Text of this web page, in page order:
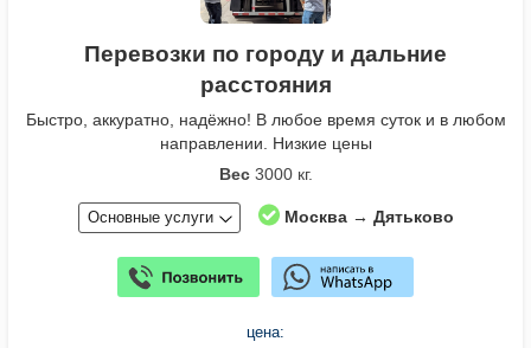
Перевозки по городу и дальние
расстояния
Быстро, аккуратно, надёжно! В любое время суток и в любом
направлении. Низкие цены
Вес3000 кг.
Основные услуги Москва → Дятьково
цена: